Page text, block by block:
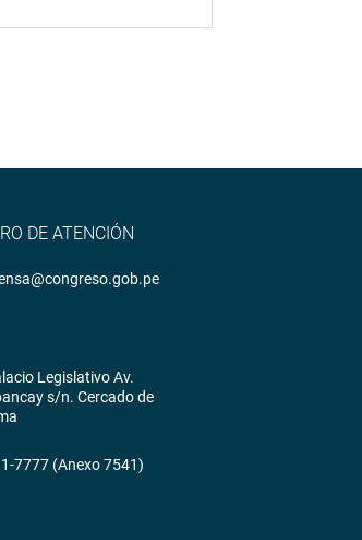
DE ATENCIÓN
Legislativo Av.
s/n. Cercado de
7777 (Anexo 7541)